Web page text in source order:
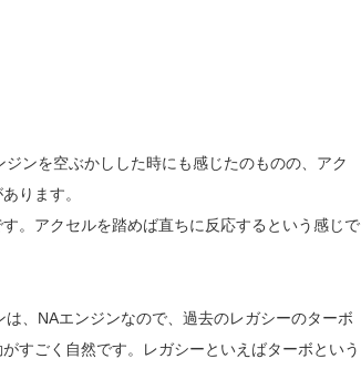
ンを空ぶかしした時にも感じたのものの、アク
ります。
。アクセルを踏めば直ちに反応するという感じで
、NAエンジンなので、過去のレガシーのターボ
すごく自然です。レガシーといえばターボという